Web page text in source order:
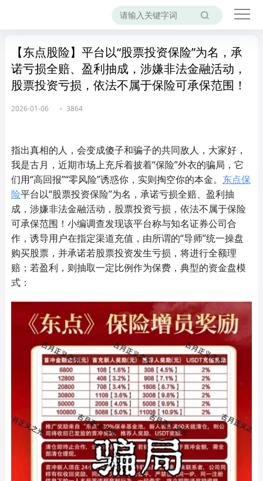
【东点股险】平台以“股票投资保险”为名，承
诺亏损全赔、盈利抽成，涉嫌非法金融活动，
股票投资亏损，依法不属于保险可承保范围！
2026-01-06 3864
指出真相的人，会变成傻子和骗子的共同敌人，大家好，
我是古月，近期市场上充斥着披着“保险”外衣的骗局，它
们用“高回报”“零风险”诱惑你，实则掏空你的本金。 东点保
险平台以“股票投资保险”为名，承诺亏损全赔、盈利抽
成，涉嫌非法金融活动，股票投资亏损，依法不属于保险
可承保范围！小编调查发现该平台称与知名证券公司合
作，诱导用户在指定渠道充值，由所谓的“导师”统一操盘
购买股票，并承诺若股票投资发生亏损，将进行全额理
赔；若盈利，则抽取一定比例作为保费，典型的资金盘模
式：